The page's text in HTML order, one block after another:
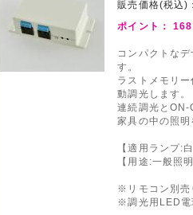
販売価格(税込
ポイント：168
コンパクトな
す。
ラストメモリ
動調光します。
連続調光とON-
家具の中の照
【適用ランプ:
【用途:一般照
※リモコン別売
※調光用LED電